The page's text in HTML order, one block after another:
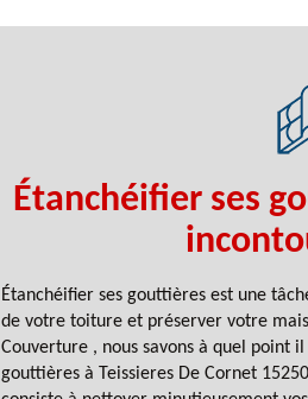
Étanchéifier ses
Étanchéifier ses gouttières est une
de votre toiture et préserver votre
Couverture , nous savons à quel point
gouttières à Teissieres De Cornet